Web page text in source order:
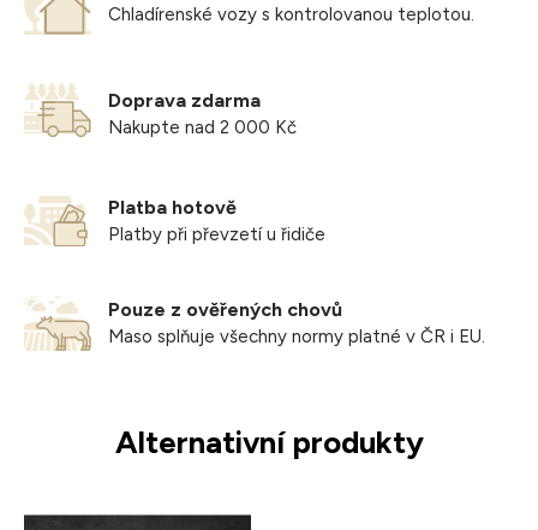
Chladírenské vozy s kontrolovanou teplotou.
Doprava zdarma
Nakupte nad 2 000 Kč
Platba hotově
Platby při převzetí u řidiče
Pouze z ověřených chovů
Maso splňuje všechny normy platné v ČR i EU.
Alternativní produkty